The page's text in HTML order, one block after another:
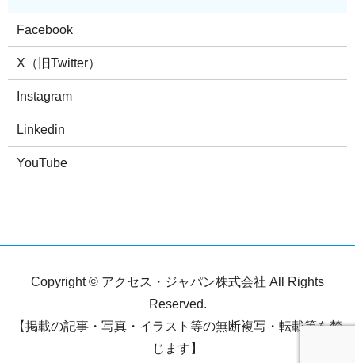
Facebook
X（旧Twitter）
Instagram
Linkedin
YouTube
Copyright © アクセス・ジャパン株式会社 All Rights
Reserved.
【掲載の記事・写真・イラスト等の無断複写・転載等を禁
じます】